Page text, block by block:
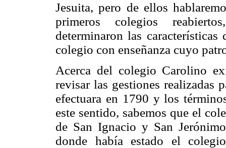
Jesuita, pero de ellos
primeros colegios
determinaron las
colegio con enseñanza cuyo
Acerca del colegio Carolino
revisar las gestiones realizadas
efectuara en 1790 y los
este sentido, sabemos que el
de San Ignacio y San
donde había estado el